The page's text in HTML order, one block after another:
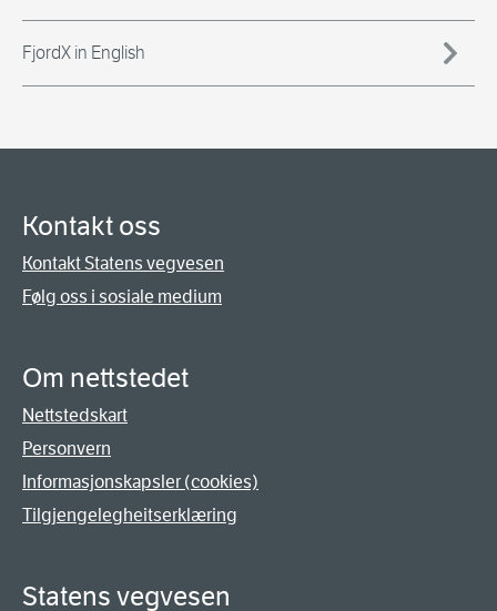
FjordX in English
Kontakt oss
Kontakt Statens vegvesen
Følg oss i sosiale medium
Om nettstedet
Nettstedskart
Personvern
Informasjonskapsler (cookies)
Tilgjengelegheitserklæring
Statens vegvesen